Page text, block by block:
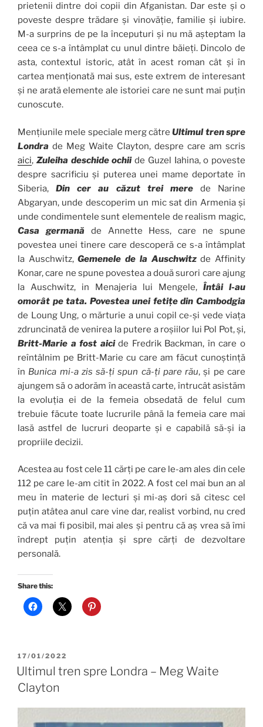
prietenii dintre doi copii din Afganistan. Dar este și o
poveste despre trădare și vinovăție, familie și iubire.
M-a surprins de pe la începuturi și nu mă așteptam la
ceea ce s-a întâmplat cu unul dintre băieți. Dincolo de
asta, contextul istoric, atât în acest roman cât și în
cartea menționată mai sus, este extrem de interesant
și ne arată elemente ale istoriei care ne sunt mai puțin
cunoscute.
Mențiunile mele speciale merg cătreUltimul tren spre
Londra de Meg Waite Clayton, despre care am scris
aici, Zuleiha deschide ochiide Guzel Iahina, o poveste
despre sacrificiu și puterea unei mame deportate în
Siberia,Din cer au căzut trei merede Narine
Abgaryan, unde descoperim un mic sat din Armenia și
unde condimentele sunt elementele de realism magic,
Casa germană de Annette Hess, care ne spune
povestea unei tinere care descoperă ce s-a întâmplat
la Auschwitz,Gemenele de la Auschwitzde Affinity
Konar, care ne spune povestea a două surori care ajung
la Auschwitz, in Menajeria lui Mengele, Întâi l-au
omorât pe tata. Povestea unei fetițe din Cambodgia
de Loung Ung, o mărturie a unui copil ce-și vede viața
zdruncinată de venirea la putere a roșiilor lui Pol Pot, și,
Britt-Marie a fost aici de Fredrik Backman, în care o
reîntâlnim pe Britt-Marie cu care am făcut cunoștință
în Bunica mi-a zis să-ți spun că-ți pare rău, și pe care
ajungem să o adorăm în această carte, întrucât asistăm
la evoluția ei de la femeia obsedată de felul cum
trebuie făcute toate lucrurile până la femeia care mai
lasă astfel de lucruri deoparte și e capabilă să-și ia
propriile decizii.
Acestea au fost cele 11 cărți pe care le-am ales din cele
112 pe care le-am citit în 2022. A fost cel mai bun an al
meu în materie de lecturi și mi-aș dori să citesc cel
puțin atâtea anul care vine dar, realist vorbind, nu cred
că va mai fi posibil, mai ales și pentru că aș vrea să îmi
îndrept puțin atenția și spre cărți de dezvoltare
personală.
Share this:
POSTED
ON
17/01/2022
Ultimul tren spre Londra – Meg Waite
Clayton